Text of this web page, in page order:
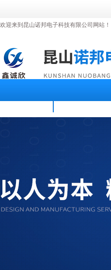
欢迎来到昆山诺邦电子科技有限公司网站！